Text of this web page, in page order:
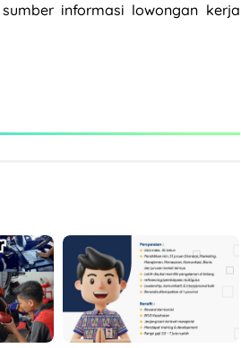
informasi lowongan kerja